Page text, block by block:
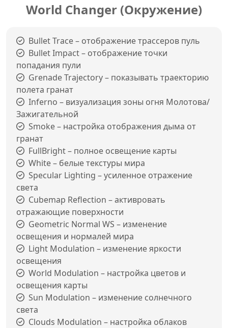
World Changer (Окружение)
Bullet Trace – отображение трассеров пуль
Bullet Impact – отображение точки
попадания пули
Grenade Trajectory – показывать траекторию
полета гранат
Inferno – визуализация зоны огня Молотова/
Зажигательной
Smoke – настройка отображения дыма от
гранат
FullBright – полное освещение карты
White – белые текстуры мира
Specular Lighting – усиленное отражение
света
Cubemap Reflection – активровать
отражающие поверхности
Geometric Normal WS – изменение
освещения и нормалей мира
Light Modulation – изменение яркости
освещения
World Modulation – настройка цветов и
освещения карты
Sun Modulation – изменение солнечного
света
Clouds Modulation – настройка облаков